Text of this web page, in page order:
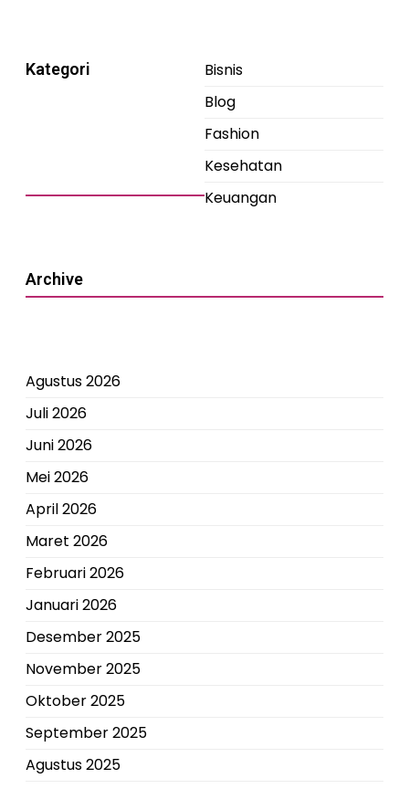
Kategori
Bisnis
Blog
Fashion
Kesehatan
Keuangan
Archive
Agustus 2026
Juli 2026
Juni 2026
Mei 2026
April 2026
Maret 2026
Februari 2026
Januari 2026
Desember 2025
November 2025
Oktober 2025
September 2025
Agustus 2025